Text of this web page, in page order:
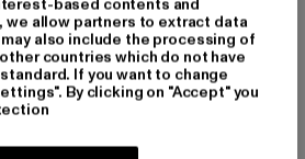
Agency GmbH & Co. KG |
based contents and
we allow partners to extract data
also include the processing of
countries which do not have
If you want to change
By clicking on "Accept" you